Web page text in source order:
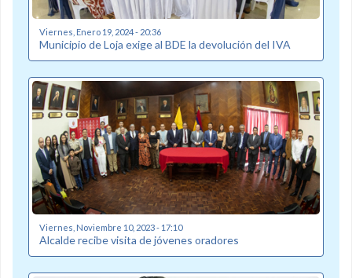
Viernes, Enero 19, 2024 - 20:36
Municipio de Loja exige al BDE la devolución del IVA
Viernes, Noviembre 10, 2023 - 17:10
Alcalde recibe visita de jóvenes oradores